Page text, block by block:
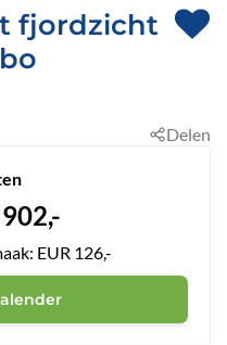
fjordzicht
Delen
902,-
EUR 126,-